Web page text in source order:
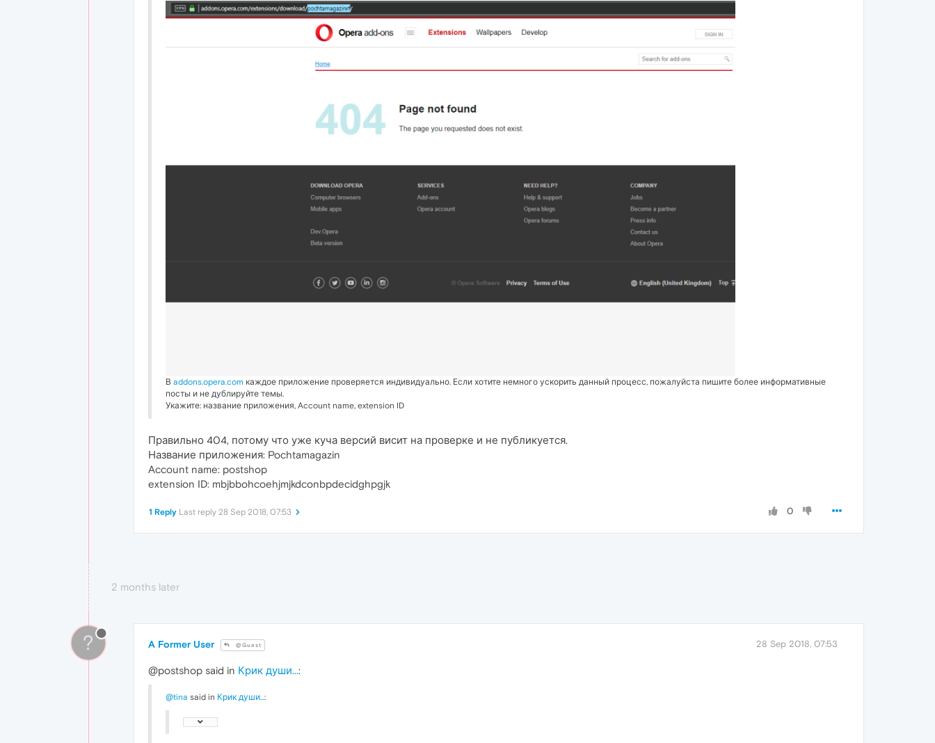
В addons.opera.com каждое приложение проверяется индивидуально. Если хотите немного ускорить данный процесс, пожалуйста пишите более информативные
посты и не дублируйте темы.
Укажите: название приложения, Account name, extension ID
Правильно 404, потому что уже куча версий висит на проверке и не публикуется.
Название приложения: Pochtamagazin
Account name: postshop
extension ID: mbjbbohcoehjmjkdconbpdecidghpgjk
0
1 Reply Last reply 28 Sep 2018, 07:53
2 months later
? A Former User @Guest 28 Sep 2018, 07:53
@postshop said in Крик души...:
@tina said in Крик души...: